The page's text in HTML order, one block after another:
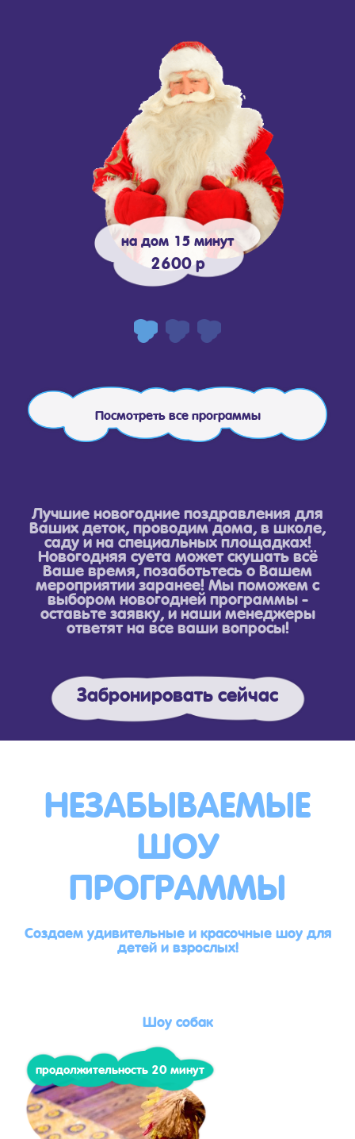
на дом 15 минут
2600 р
Посмотреть все программы
Лучшие новогодние поздравления для
Ваших деток, проводим дома, в школе,
саду и на специальных площадках!
Новогодняя суета может скушать всё
Ваше время, позаботьтесь о Вашем
мероприятии заранее! Мы поможем с
выбором новогодней программы -
оставьте заявку, и наши менеджеры
ответят на все ваши вопросы!
Забронировать сейчас
НЕЗАБЫВАЕМЫЕ
ШОУ
ПРОГРАММЫ
Создаем удивительные и красочные шоу для
детей и взрослых!
Шоу собак
продолжительность 20 минут